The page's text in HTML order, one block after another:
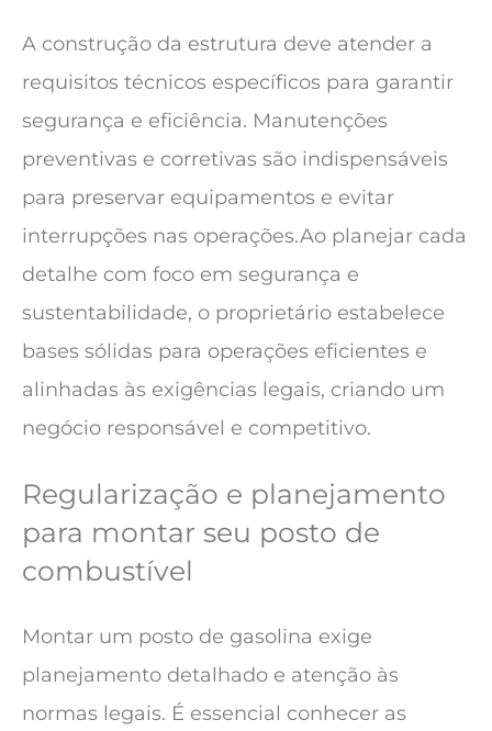
A construção da estrutura deve atender a
requisitos técnicos específicos para garantir
segurança e eficiência. Manutenções
preventivas e corretivas são indispensáveis
para preservar equipamentos e evitar
interrupções nas operações.Ao planejar cada
detalhe com foco em segurança e
sustentabilidade, o proprietário estabelece
bases sólidas para operações eficientes e
alinhadas às exigências legais, criando um
negócio responsável e competitivo.
Regularização e planejamento
para montar seu posto de
combustível
Montar um posto de gasolina exige
planejamento detalhado e atenção às
normas legais. É essencial conhecer as